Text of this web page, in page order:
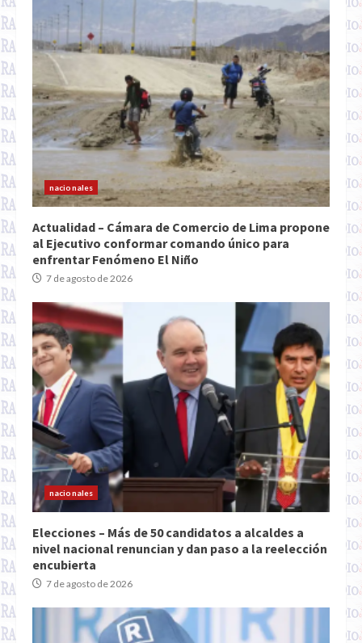
nacionales
Actualidad – Cámara de Comercio de Lima propone
al Ejecutivo conformar comando único para
enfrentar Fenómeno El Niño
7 de agosto de 2026
nacionales
Elecciones – Más de 50 candidatos a alcaldes a
nivel nacional renuncian y dan paso a la reelección
encubierta
7 de agosto de 2026